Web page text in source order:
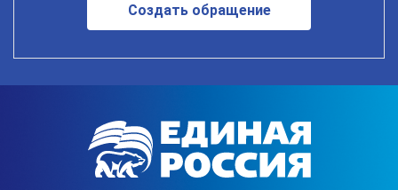
Создать обращение